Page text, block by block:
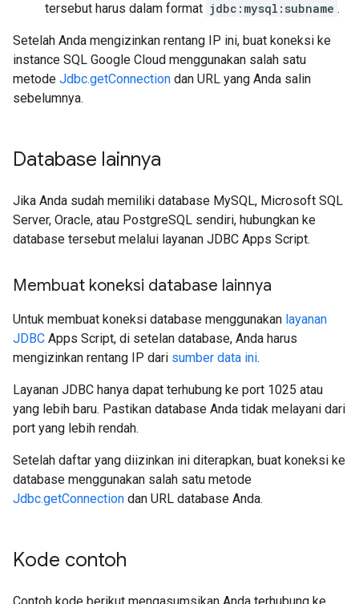
tersebut harus dalam format jdbc:mysql:subname .
Setelah Anda mengizinkan rentang IP ini, buat koneksi ke
instance SQL Google Cloud menggunakan salah satu
metode Jdbc.getConnection dan URL yang Anda salin
sebelumnya.
Database lainnya
Jika Anda sudah memiliki database MySQL, Microsoft SQL
Server, Oracle, atau PostgreSQL sendiri, hubungkan ke
database tersebut melalui layanan JDBC Apps Script.
Membuat koneksi database lainnya
Untuk membuat koneksi database menggunakan layanan
JDBC Apps Script, di setelan database, Anda harus
mengizinkan rentang IP dari sumber data ini.
Layanan JDBC hanya dapat terhubung ke port 1025 atau
yang lebih baru. Pastikan database Anda tidak melayani dari
port yang lebih rendah.
Setelah daftar yang diizinkan ini diterapkan, buat koneksi ke
database menggunakan salah satu metode
Jdbc.getConnection dan URL database Anda.
Kode contoh